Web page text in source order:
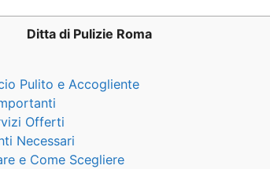
Ditta di Pulizie Roma
Pulito e Accogliente
Offerti
Necessari
e Come Scegliere